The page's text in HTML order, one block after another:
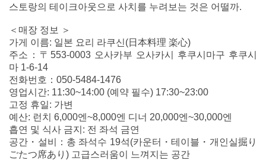
스토랑의 테이크아웃으로 사치를 누려보는 것은 어떨까.
＜매장 정보 ＞
가게 이름: 일본 요리 라쿠신(日本料理 楽心)
주소：〒553-0003 오사카부 오사카시 후쿠시마구 후쿠시
마 1-6-14
전화번호：050-5484-1476
영업시간: 11:30~14:00 (예약 필수) 17:30~23:00
고정 휴일: 가변
예산: 런치 6,000엔~8,000엔 디너 20,000엔~30,000엔
흡연 및 식사 금지: 전 좌석 금연
공간・설비：총 좌석수 19석(카운터・테이블・개인실掘り
ごたつ席あり) 고급스러움이 느껴지는 공간